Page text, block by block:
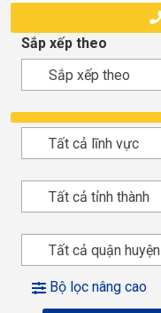
Sắp xếp theo
Sắp xếp theo
Tất cả lĩnh vực
Tất cả tỉnh thành
Tất cả quận huyện
Bộ lọc nâng cao